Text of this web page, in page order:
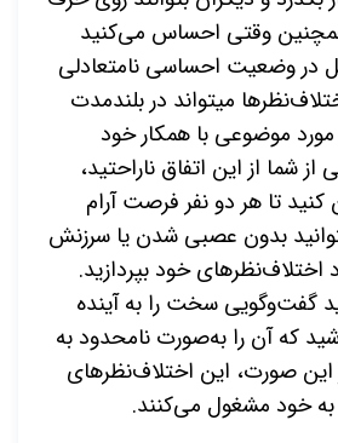
وقتی احساس می­‌کنید
در وضعیت احساسی نامتعادلی
می­تواند در بلندمدت
موضوعی با همکار خود
شما از این اتفاق ناراحتید،
کنید تا هر دو نفر فرصت آرام
بدون عصبی شدن یا سرزنش
خود بپردازید.
گفت‌­وگویی سخت را به آینده
که آن را به‌صورت نامحدود به
این صورت، این اختلاف‌نظرهای
خود مشغول می­‌کنند.